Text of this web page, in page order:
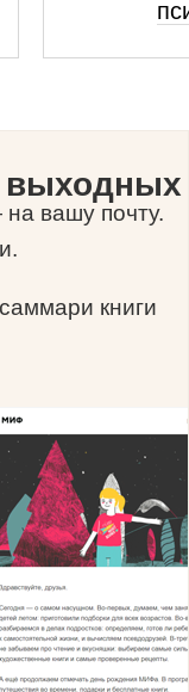
выходных
вашу почту.
книги